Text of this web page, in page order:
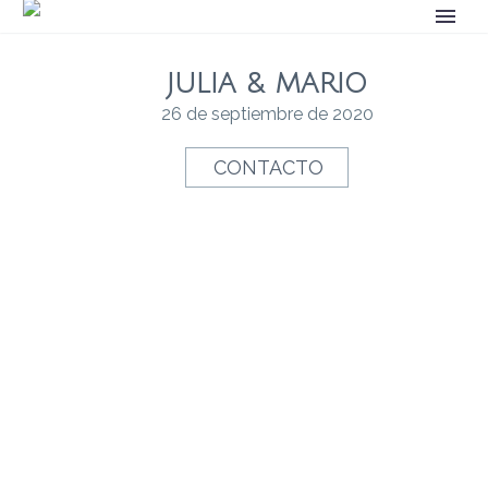
JULIA & MARIO
26 de septiembre de 2020
CONTACTO